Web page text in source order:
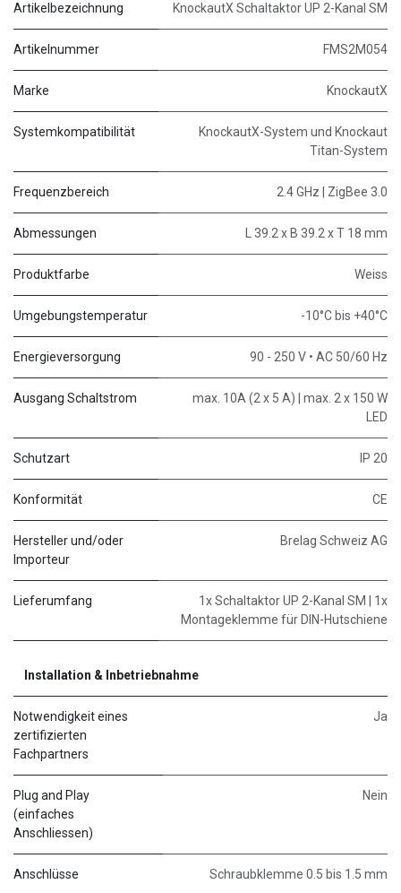
Artikelbezeichnung KnockautX Schaltaktor UP 2-Kanal SM
Artikelnummer FMS2M054
Marke KnockautX
Systemkompatibilität
KnockautX-System und Knockaut
Titan-System
Frequenzbereich 2.4 GHz | ZigBee 3.0
Abmessungen L 39.2 x B 39.2 x T 18 mm
Produktfarbe Weiss
Umgebungstemperatur -10°C bis +40°C
Energieversorgung 90 - 250 V • AC 50/60 Hz
Ausgang Schaltstrom
max. 10A (2 x 5 A) | max. 2 x 150 W
LED
Schutzart IP 20
Konformität CE
Hersteller und/oder
Importeur
Brelag Schweiz AG
Lieferumfang
1x Schaltaktor UP 2-Kanal SM | 1x
Montageklemme für DIN-Hutschiene
Installation & Inbetriebnahme
Notwendigkeit eines
zertifizierten
Fachpartners
Ja
Plug and Play
(einfaches
Anschliessen)
Nein
Anschlüsse Schraubklemme 0.5 bis 1.5 mm